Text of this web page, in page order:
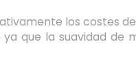
los costes
que la suavidad de